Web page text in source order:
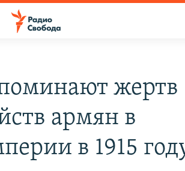
жертв
армян в
в 1915